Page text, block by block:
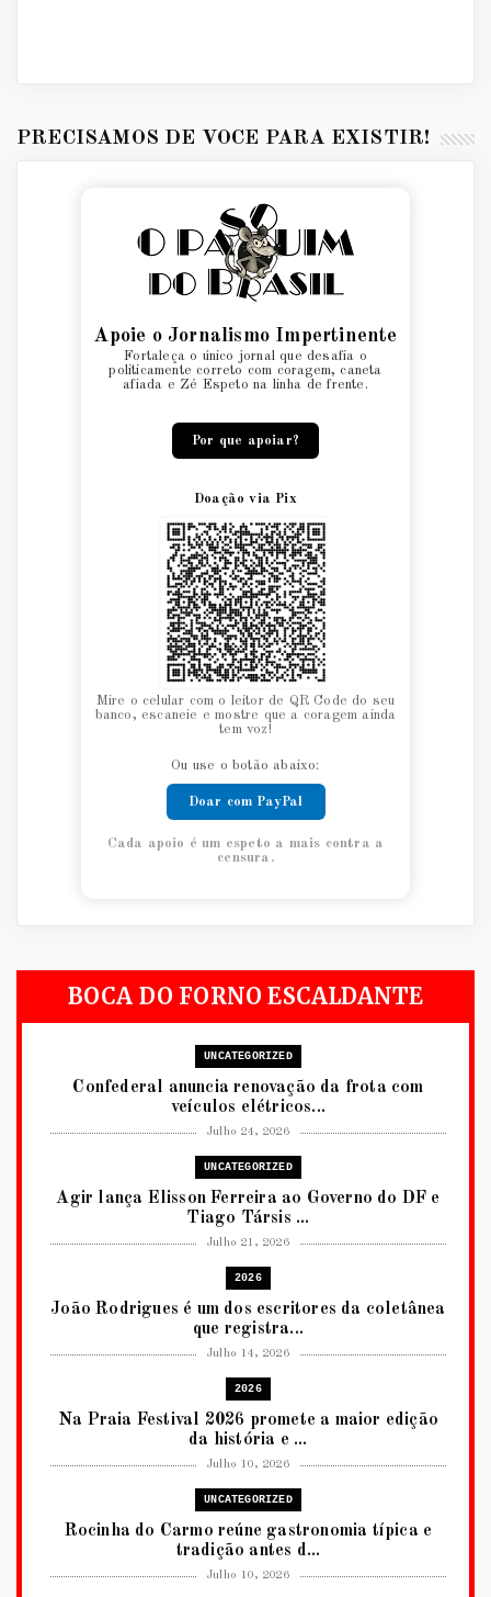
PRECISAMOS DE VOCÊ PARA EXISTIR!
Apoie o Jornalismo Impertinente
Fortaleça o único jornal que desafia o
politicamente correto com coragem, caneta
afiada e Zé Espeto na linha de frente.
Por que apoiar?
Doação via Pix
Mire o celular com o leitor de QR Code do seu
banco, escaneie e mostre que a coragem ainda
tem voz!
Ou use o botão abaixo:
Doar com PayPal
Cada apoio é um espeto a mais contra a
censura.
BOCA DO FORNO ESCALDANTE
UNCATEGORIZED
Confederal anuncia renovação da frota com
veículos elétricos...
Julho 24, 2026
UNCATEGORIZED
Agir lança Elisson Ferreira ao Governo do DF e
Tiago Társis ...
Julho 21, 2026
2026
João Rodrigues é um dos escritores da coletânea
que registra...
Julho 14, 2026
2026
Na Praia Festival 2026 promete a maior edição
da história e ...
Julho 10, 2026
UNCATEGORIZED
Rocinha do Carmo reúne gastronomia típica e
tradição antes d...
Julho 10, 2026